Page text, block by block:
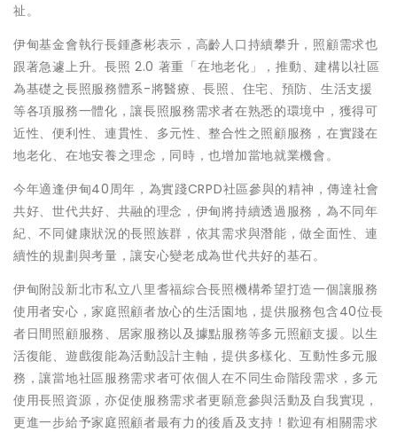
祉。
伊甸基金會執行長鍾彥彬表示，高齡人口持續攀升，照顧需求也
跟著急遽上升。長照 2.0 著重「在地老化」，推動、建構以社區
為基礎之長照服務體系-將醫療、長照、住宅、預防、生活支援
等各項服務一體化，讓長照服務需求者在熟悉的環境中，獲得可
近性、便利性、連貫性、多元性、整合性之照顧服務，在實踐在
地老化、在地安養之理念，同時，也增加當地就業機會。
今年適逢伊甸40周年，為實踐CRPD社區參與的精神，傳達社會
共好、世代共好、共融的理念，伊甸將持續透過服務，為不同年
紀、不同健康狀況的長照族群，依其需求與潛能，做全面性、連
續性的規劃與考量，讓安心變老成為世代共好的基石。
伊甸附設新北市私立八里耆福綜合長照機構希望打造一個讓服務
使用者安心，家庭照顧者放心的生活園地，提供服務包含40位長
者日間照顧服務、居家服務以及據點服務等多元照顧支援。以生
活復能、遊戲復能為活動設計主軸，提供多樣化、互動性多元服
務，讓當地社區服務需求者可依個人在不同生命階段需求，多元
使用長照資源，亦促使服務需求者更願意參與活動及自我實現，
更進一步給予家庭照顧者最有力的後盾及支持！歡迎有相關需求